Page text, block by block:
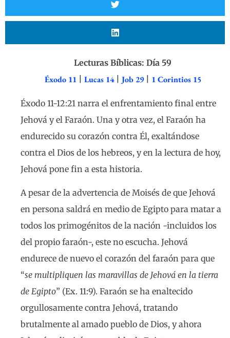
Lecturas Bíblicas: Día 59
Éxodo 11 Lucas 14| Job 29| 1 Corintios 15
Éxodo 11-12:21 narra el enfrentamiento final entre
Jehová y el Faraón. Una y otra vez, el Faraón ha
endurecido su corazón contra Él, exaltándose
contra el Dios de los hebreos, y en la lectura de hoy,
Jehová pone fin a esta historia.
A pesar de la advertencia de Moisés de que Jehová
en persona saldrá en medio de Egipto para matar a
todos los primogénitos de la nación -incluidos los
del propio faraón-, este no escucha. Jehová
endurece de nuevo el corazón del faraón para que
“se multipliquen las maravillas de Jehová en la tierra
de Egipto” (Ex. 11:9). Faraón se ha enaltecido
orgullosamente contra Jehová, tratando
brutalmente al amado pueblo de Dios, y ahora